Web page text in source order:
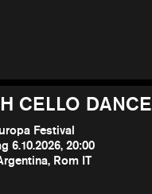
CELLO DANCE
Festival
6.10.2026, 20:00
Rom IT